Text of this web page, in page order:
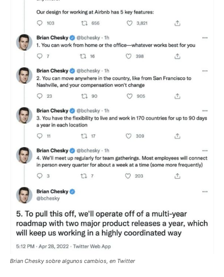
Brian Chesky sobre algunos cambios, en Twitter